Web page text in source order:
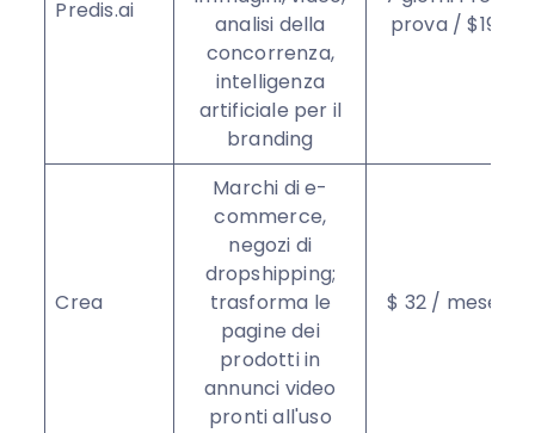
Predis.ai
analisi della
concorrenza,
intelligenza
artificiale per il
branding
prova / $19
Crea
Marchi di e-
commerce,
negozi di
dropshipping;
trasforma le
pagine dei
prodotti in
annunci video
pronti all'uso
$ 32 / mese